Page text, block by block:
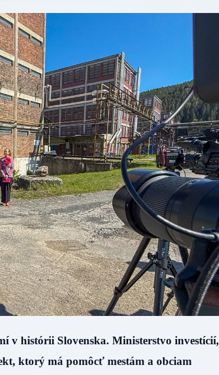
v histórii Slovenska. Ministerstvo investícií,
ktorý má pomôcť mestám a obciam